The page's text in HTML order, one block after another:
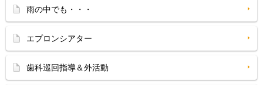
雨の中でも・・・
エプロンシアター
歯科巡回指導＆外活動